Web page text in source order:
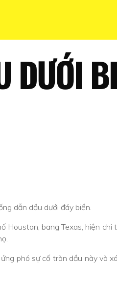
DƯỚI
dẫn dầu dưới đáy biển.
Houston, bang Texas, hiện chi
phó sự cố tràn dầu này và